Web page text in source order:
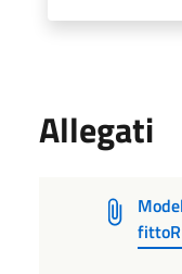
Allegati
fittoR